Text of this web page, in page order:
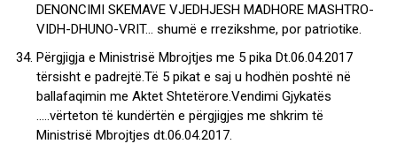
DENONCIMI SKEMAVE VJEDHJESH MADHORE MASHTRO-
VIDH-DHUNO-VRIT… shumë e rrezikshme, por patriotike.
Përgjigja e Ministrisë Mbrojtjes me 5 pika Dt.06.04.2017
tërsisht e padrejtë.Të 5 pikat e saj u hodhën poshtë në
ballafaqimin me Aktet Shtetërore.Vendimi Gjykatës
…..vërteton të kundërtën e përgjigjes me shkrim të
Ministrisë Mbrojtjes dt.06.04.2017.